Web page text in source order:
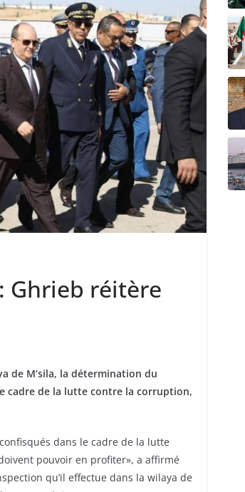
Ghrieb réitère
de M’sila, la détermination du
cadre de la lutte contre la corruption,
dans le cadre de la lutte
pouvoir en profiter», a affirmé
qu’il effectue dans la wilaya de